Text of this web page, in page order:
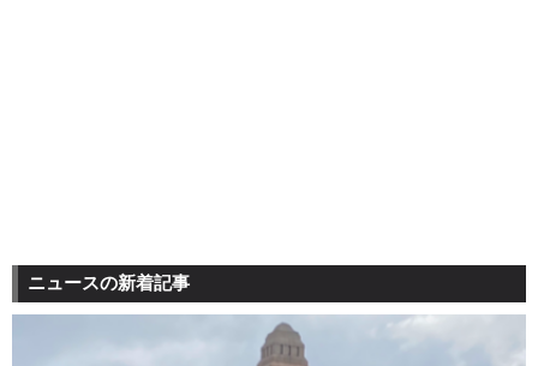
ニュースの新着記事